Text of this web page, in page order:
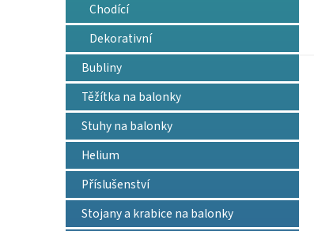
Chodící
Dekorativní
Bubliny
Těžítka na balonky
Stuhy na balonky
Helium
Příslušenství
Stojany a krabice na balonky